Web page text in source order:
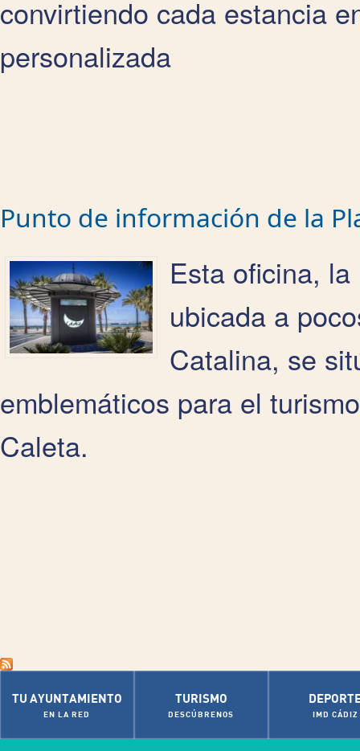
convirtiendo cada estancia
personalizada
Punto de información de la
Esta oficina,
ubicada a
Catalina, se
emblemáticos para el
Caleta.
TU AYUNTAMIENTO
EN LA RED
TURISMO
DESCÚBRENOS IMD CÁDIZ